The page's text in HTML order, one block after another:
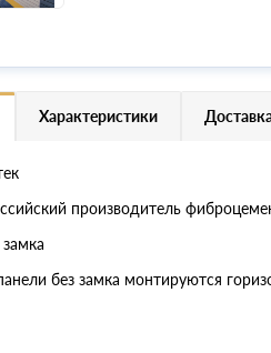
Характеристики
производитель
без замка монтируются